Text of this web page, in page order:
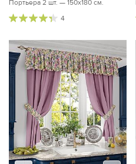
Портьера 2 шт. — 150х180 см.
4